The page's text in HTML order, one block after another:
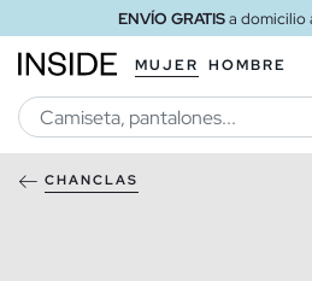
ENVÍO GRATISa domicilio
MUJER HOMBRE
CHANCLAS